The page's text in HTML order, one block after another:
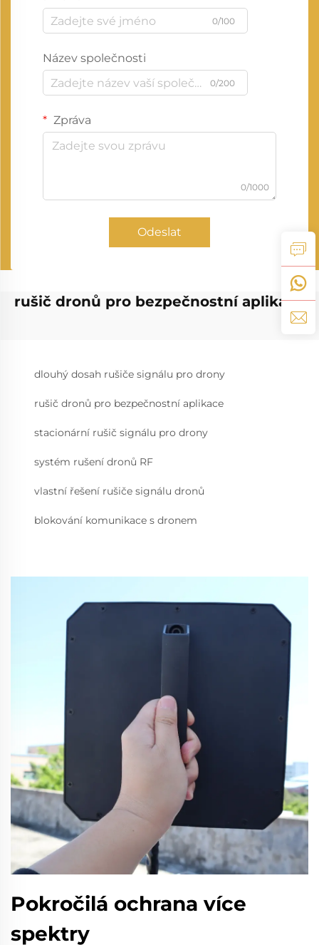
0/100
Název společnosti
0/200
Zpráva
0/1000
Odeslat
rušič dronů pro bezpečnostní aplikace
dlouhý dosah rušiče signálu pro drony
rušič dronů pro bezpečnostní aplikace
stacionární rušič signálu pro drony
systém rušení dronů RF
vlastní řešení rušiče signálu dronů
blokování komunikace s dronem
Pokročilá ochrana více
spektry